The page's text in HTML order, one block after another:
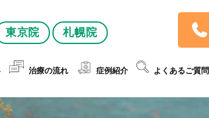
東京院 札幌院
治療の流れ 症例紹介 よくあるご質問